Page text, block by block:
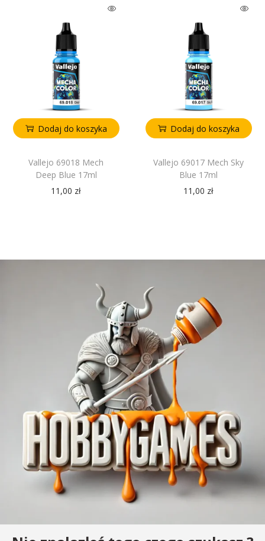
Dodaj do koszyka
Vallejo 69018 Mech
Deep Blue 17ml
11,00 zł
Dodaj do koszyka
Vallejo 69017 Mech Sky
Blue 17ml
11,00 zł